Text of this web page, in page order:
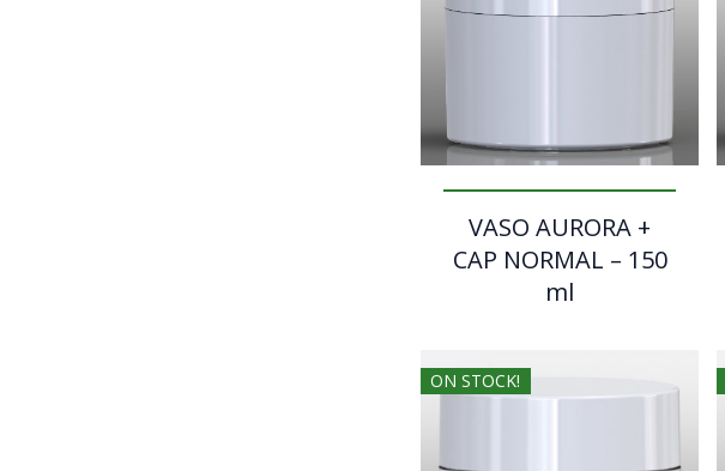
VASO AURORA +
CAP NORMAL – 150
ml
ON STOCK!